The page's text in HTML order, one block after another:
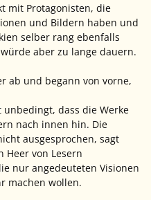
mit Protagonisten, die
und Bildern haben und
selber rang ebenfalls
aber zu lange dauern.
ab und begann von vorne,
dass die Werke
nach innen hin. Die
ausgesprochen, sagt
Heer von Lesern
nur angedeuteten Visionen
machen wollen.